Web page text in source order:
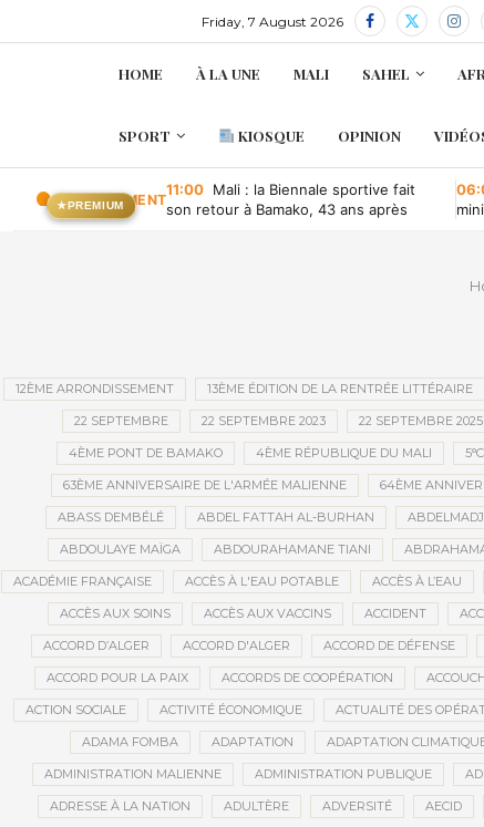
Friday, 7 August 2026
HOME À LA UNE MALI SAHEL
SPORT KIOSQUE OPINION
EN CE MOMENT
★PREMIUM
11:00 Mali : la Biennale sportive fait
son retour à Bamako, 43 ans après
12ÈME ARRONDISSEMENT 13ÈME ÉDITION DE LA RENTRÉE LITTÉRAIRE
22 SEPTEMBRE 22 SEPTEMBRE 2023 22 SEPTEMBRE 2025
4ÈME PONT DE BAMAKO 4ÈME RÉPUBLIQUE DU MALI 5°C
63ÈME ANNIVERSAIRE DE L'ARMÉE MALIENNE 64ÈME
ABASS DEMBÉLÉ ABDEL FATTAH AL-BURHAN
ABDOULAYE MAÏGA ABDOURAHAMANE TIANI
ACADÉMIE FRANÇAISE ACCÈS À L'EAU POTABLE ACCÈS À L’EAU
ACCÈS AUX SOINS ACCÈS AUX VACCINS ACCIDENT
ACCORD D’ALGER ACCORD D'ALGER ACCORD DE DÉFENSE
ACCORD POUR LA PAIX ACCORDS DE COOPÉRATION
ACTION SOCIALE ACTIVITÉ ÉCONOMIQUE ACTUALITÉ DES
ADAMA FOMBA ADAPTATION ADAPTATION
ADMINISTRATION MALIENNE ADMINISTRATION PUBLIQUE
ADRESSE À LA NATION ADULTÈRE ADVERSITÉ AECID